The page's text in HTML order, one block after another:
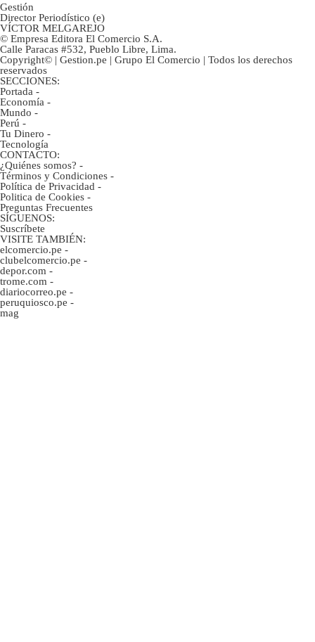
Gestión
Director Periodístico (e)
VÍCTOR MELGAREJO
© Empresa Editora El Comercio S.A.
Calle Paracas #532, Pueblo Libre, Lima.
Copyright© | Gestion.pe | Grupo El Comercio | Todos los derechos
reservados
SECCIONES:
Portada -
Economía -
Mundo -
Perú -
Tu Dinero -
Tecnología
CONTACTO:
¿Quiénes somos? -
Términos y Condiciones -
Política de Privacidad -
Politica de Cookies -
Preguntas Frecuentes
SÍGUENOS:
Suscríbete
VISITE TAMBIÉN:
elcomercio.pe -
clubelcomercio.pe -
depor.com -
trome.com -
diariocorreo.pe -
peruquiosco.pe -
mag